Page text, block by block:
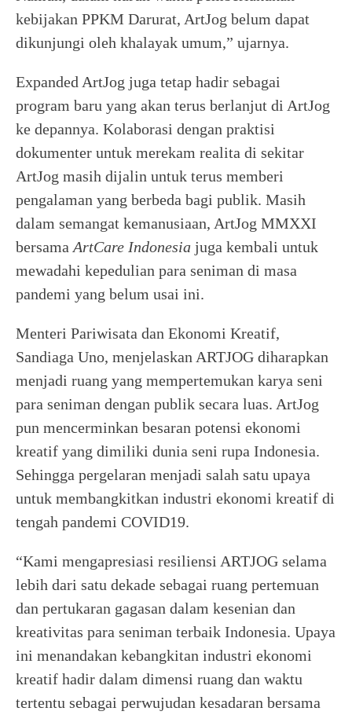
kebijakan PPKM Darurat, ArtJog belum dapat
dikunjungi oleh khalayak umum,” ujarnya.
Expanded ArtJog juga tetap hadir sebagai
program baru yang akan terus berlanjut di ArtJog
ke depannya. Kolaborasi dengan praktisi
dokumenter untuk merekam realita di sekitar
ArtJog masih dijalin untuk terus memberi
pengalaman yang berbeda bagi publik. Masih
dalam semangat kemanusiaan, ArtJog MMXXI
bersama ArtCare Indonesia juga kembali untuk
mewadahi kepedulian para seniman di masa
pandemi yang belum usai ini.
Menteri Pariwisata dan Ekonomi Kreatif,
Sandiaga Uno, menjelaskan ARTJOG diharapkan
menjadi ruang yang mempertemukan karya seni
para seniman dengan publik secara luas. ArtJog
pun mencerminkan besaran potensi ekonomi
kreatif yang dimiliki dunia seni rupa Indonesia.
Sehingga pergelaran menjadi salah satu upaya
untuk membangkitkan industri ekonomi kreatif di
tengah pandemi COVID19.
“Kami mengapresiasi resiliensi ARTJOG selama
lebih dari satu dekade sebagai ruang pertemuan
dan pertukaran gagasan dalam kesenian dan
kreativitas para seniman terbaik Indonesia. Upaya
ini menandakan kebangkitan industri ekonomi
kreatif hadir dalam dimensi ruang dan waktu
tertentu sebagai perwujudan kesadaran bersama